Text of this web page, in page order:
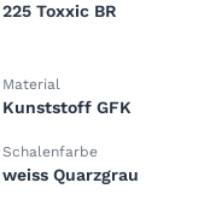
225 Toxxic BR
Material
Kunststoff GFK
Schalenfarbe
weiss Quarzgrau